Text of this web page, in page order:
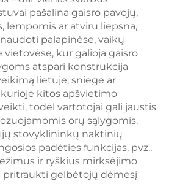
pašalina gaisro pavojų,
lempomis ar atviru liepsna,
palapinėse, vaikų
vietovėse, kur galioja gaisro
atspari konstrukcija
lietuje, sniege ar
kitos apšvietimo
todėl vartotojai gali jaustis
orų sąlygomis.
stovyklininkų naktinių
padėties funkcijas, pvz.,
ir ryškius mirksėjimo
pritraukti gelbėtojų dėmesį